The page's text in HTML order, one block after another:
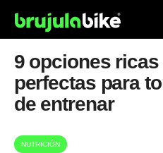
9 opciones
perfectas para
de entrenar
NUTRICIÓN